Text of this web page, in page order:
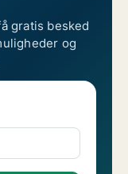
gratis besked
og